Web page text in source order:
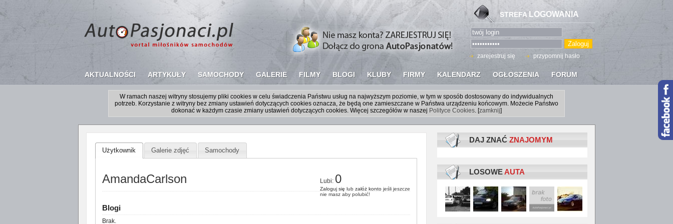
AKTUALNOŚCI ARTYKUŁY SAMOCHODY GALERIE FILMY BLOGI KLUBY FIRMY KALENDARZ OGŁOSZENIA FORUM
STREFA LOGOWANIA
zarejestruj się przypomnij hasło
W ramach naszej witryny stosujemy pliki cookies w celu świadczenia Państwu usług na najwyższym poziomie, w tym w sposób dostosowany do indywidualnych
potrzeb. Korzystanie z witryny bez zmiany ustawień dotyczących cookies oznacza, że będą one zamieszczane w Państwa urządzeniu końcowym. Możecie Państwo
dokonać w każdym czasie zmiany ustawień dotyczących cookies. Więcej szczegółów w naszej Polityce Cookies. [zamknij]
Użytkownik Galerie zdjęć Samochody
AmandaCarlson Lubi: 0
Zaloguj się lub załóż kontojeśli jeszcze
nie masz aby polubić!
Blogi
Brak.
DAJ ZNAĆ ZNAJOMYM
LOSOWEAUTA